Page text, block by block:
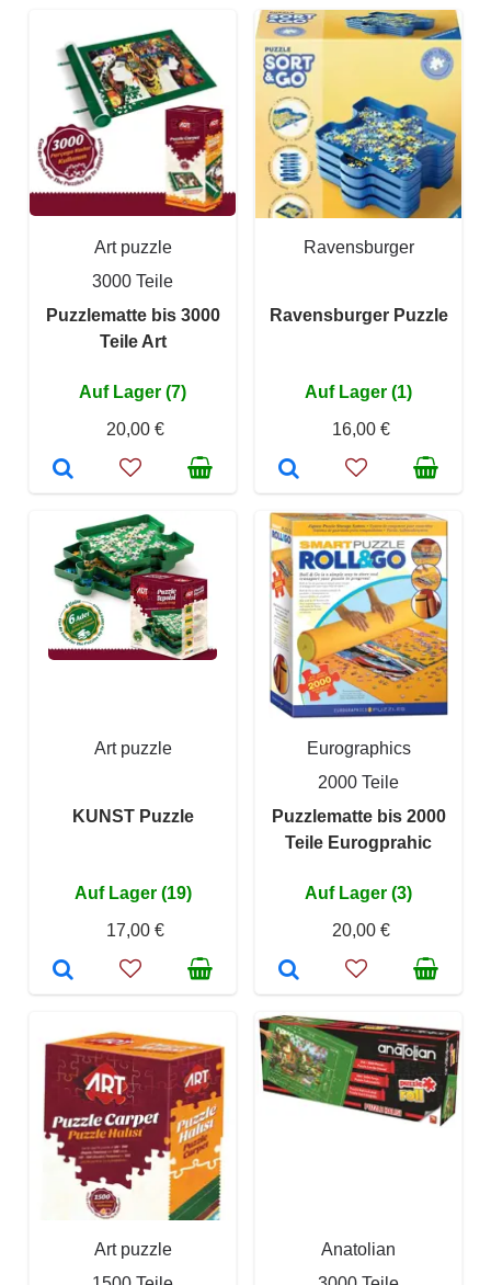
Art puzzle
3000 Teile
Puzzlematte bis 3000
Teile Art
Auf Lager (7)
20,00 €
Ravensburger
Ravensburger Puzzle
Auf Lager (1)
16,00 €
Art puzzle
KUNST Puzzle
Auf Lager (19)
17,00 €
Eurographics
2000 Teile
Puzzlematte bis 2000
Teile Eurogprahic
Auf Lager (3)
20,00 €
Art puzzle
Anatolian